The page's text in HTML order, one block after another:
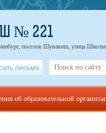
№ 221
поселок Шувакиш, улица
письмо
об образовательной